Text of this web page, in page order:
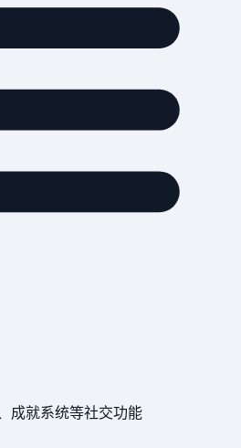
成就系统等社交功能